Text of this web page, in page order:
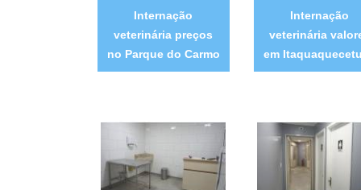
Internação
veterinária preços
no Parque do Carmo
Internação
veterinária
em